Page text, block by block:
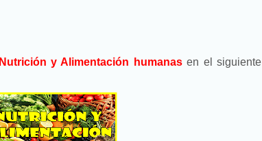
Nutrición y Alimentación humanasen el siguiente